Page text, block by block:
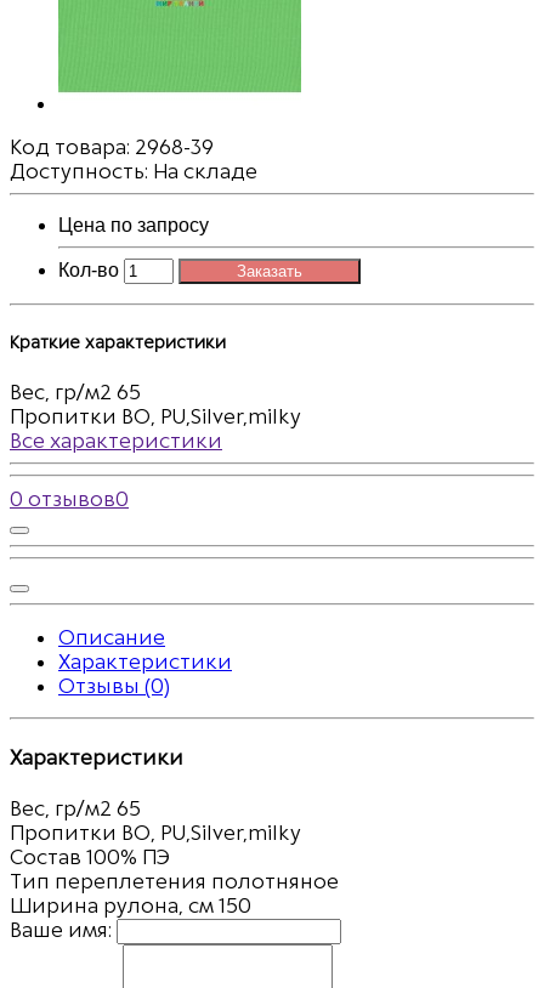
Код товара: 2968-39
Доступность: На складе
Цена по запросу
Кол-во Заказать
Краткие характеристики
Вес, гр/м2 65
Пропитки ВО, PU,Silver,milky
Все характеристики
0 отзывов0
Описание
Характеристики
Отзывы (0)
Характеристики
Вес, гр/м2 65
Пропитки ВО, PU,Silver,milky
Состав 100% ПЭ
Тип переплетения полотняное
Ширина рулона, см 150
Ваше имя: